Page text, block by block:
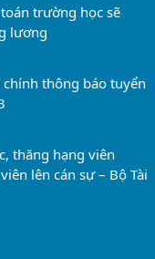
trường học sẽ
lương
chính thông báo tuyển
thăng hạng viên
lên cán sự – Bộ Tài